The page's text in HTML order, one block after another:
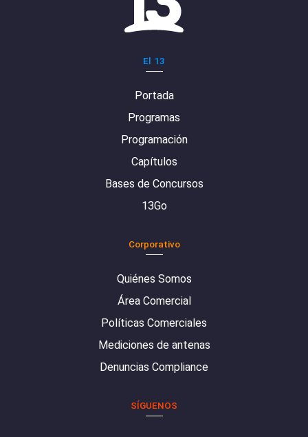
El 13
Portada
Programas
Programación
Capítulos
Bases de Concursos
13Go
Corporativo
Quiénes Somos
Área Comercial
Políticas Comerciales
Mediciones de antenas
Denuncias Compliance
SÍGUENOS